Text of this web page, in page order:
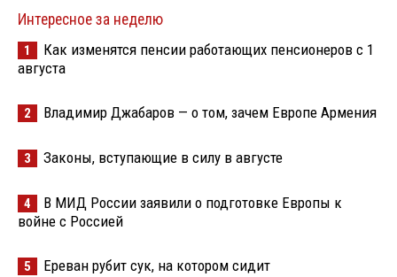
Интересное за неделю
1
Как изменятся пенсии работающих пенсионеров с 1
августа
2 Владимир Джабаров — о том, зачем Европе Армения
3 Законы, вступающие в силу в августе
4
В МИД России заявили о подготовке Европы к
войне с Россией
5 Ереван рубит сук, на котором сидит